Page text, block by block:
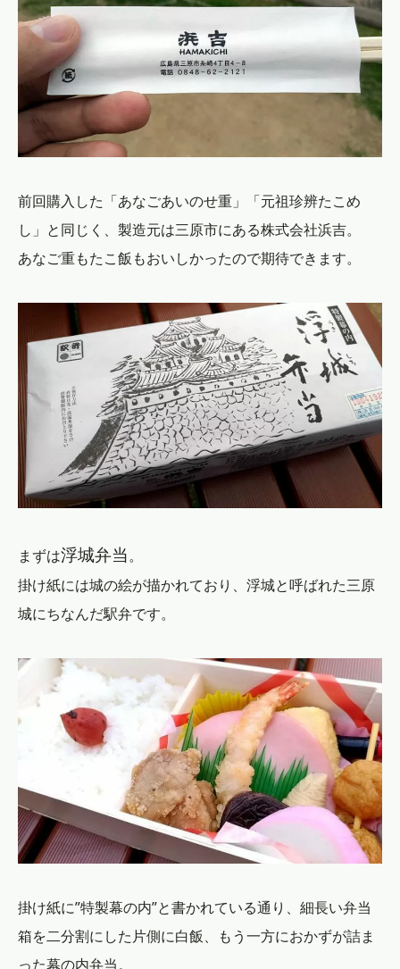
前回購入した「あなごあいのせ重」「元祖珍辨たこめ
し」と同じく、製造元は三原市にある株式会社浜吉。
あなご重もたこ飯もおいしかったので期待できます。
まずは浮城弁当。
掛け紙には城の絵が描かれており、浮城と呼ばれた三原
城にちなんだ駅弁です。
掛け紙に”特製幕の内”と書かれている通り、細長い弁当
箱を二分割にした片側に白飯、もう一方におかずが詰ま
った幕の内弁当。